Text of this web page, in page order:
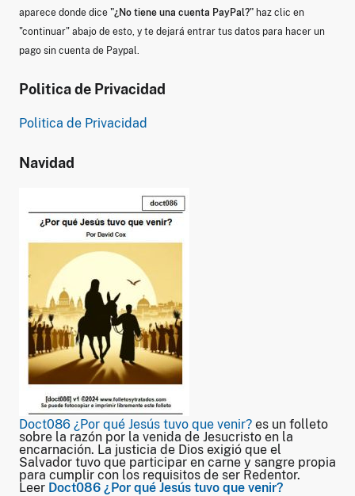
aparece donde dice "¿No tiene una cuenta PayPal?" haz clic en
"continuar" abajo de esto, y te dejará entrar tus datos para hacer un
pago sin cuenta de Paypal.
Politica de Privacidad
Politica de Privacidad
Navidad
Doct086 ¿Por qué Jesús tuvo que venir? es un folleto
sobre la razón por la venida de Jesucristo en la
encarnación. La justicia de Dios exigió que el
Salvador tuvo que participar en carne y sangre propia
para cumplir con los requisitos de ser Redentor.
Leer Doct086 ¿Por qué Jesús tuvo que venir?